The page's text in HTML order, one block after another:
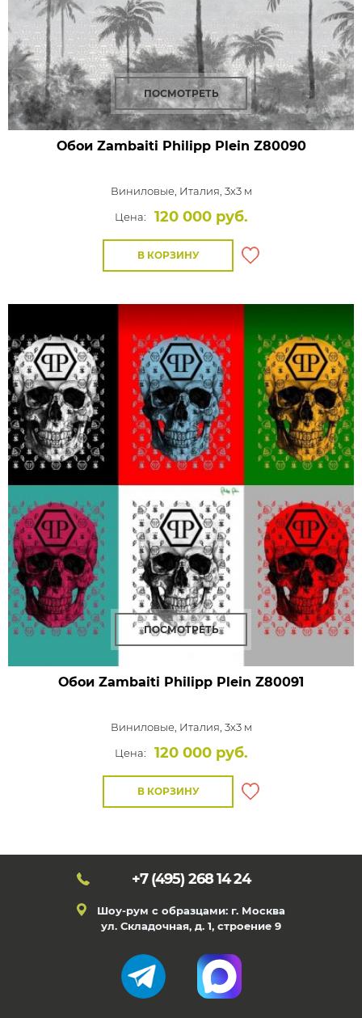
ПОСМОТРЕТЬ
Обои Zambaiti Philipp Plein Z80090
Виниловые, Италия, 3x3 м
Цена:
120 000 руб.
В КОРЗИНУ
ПОСМОТРЕТЬ
Обои Zambaiti Philipp Plein Z80091
Виниловые, Италия, 3x3 м
Цена:
120 000 руб.
В КОРЗИНУ
+7 (495) 268 14 24
Шоу-рум с образцами: г. Москва
ул. Складочная, д. 1, строение 9